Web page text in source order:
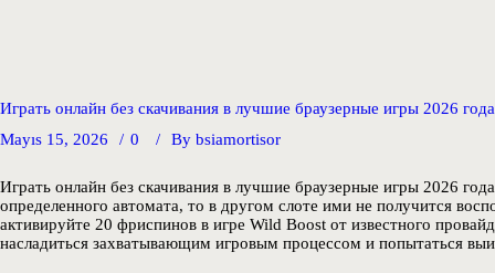
Играть онлайн без скачивания в лучшие браузерные игры 2026 года
Mayıs 15, 2026
0 By bsiamortisor
Играть онлайн без скачивания в лучшие браузерные игры 2026
определенного автомата, то в другом слоте ими не получится
активируйте 20 фриспинов в игре Wild Boost от известного
насладиться захватывающим игровым процессом и попытаться